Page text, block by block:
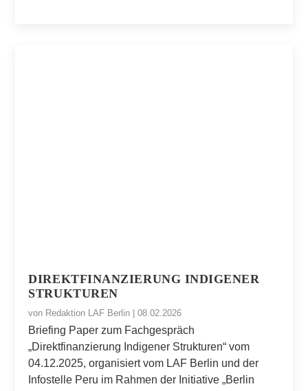
DIREKTFINANZIERUNG INDIGENER
STRUKTUREN
von Redaktion LAF Berlin |08.02.2026
Briefing Paper zum Fachgespräch
„Direktfinanzierung Indigener Strukturen“ vom
04.12.2025, organisiert vom LAF Berlin und der
Infostelle Peru im Rahmen der Initiative „Berlin